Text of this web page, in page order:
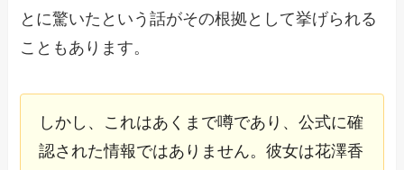
とに驚いたという話がその根拠として挙げられる
こともあります。
しかし、これはあくまで噂であり、公式に確
認された情報ではありません。彼女は花澤香